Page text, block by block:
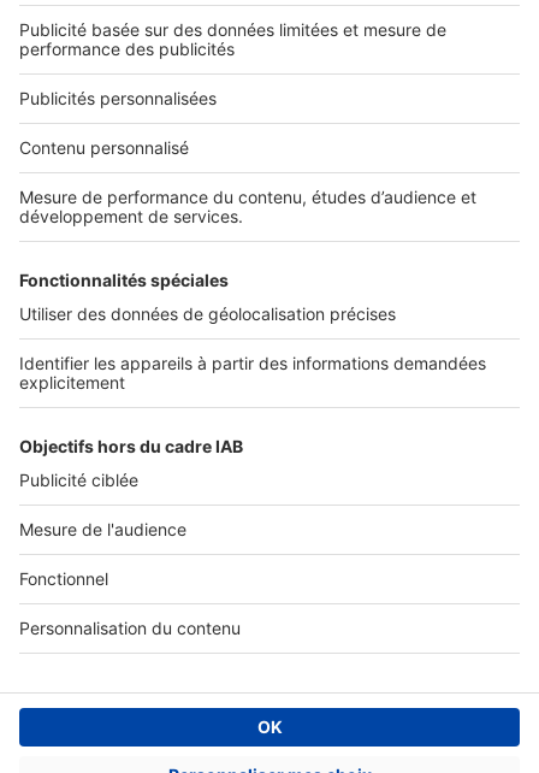
Qui sommes-nous ?
Nous contacter
Nous recrutons
NOS APPLICATIONS
Découvrez nos applications
Tous nos services pro
Accès client
Mes annonces sur SeLoger
À DÉCOUVRIR
Tout l'immobilier
Toutes les villes
Tous les départements
Toutes les régions
SeLoger © 1992 - 2023
Annonces Immobilières
Paramétrer mes cookies
Conditions Générales d'Utilisation